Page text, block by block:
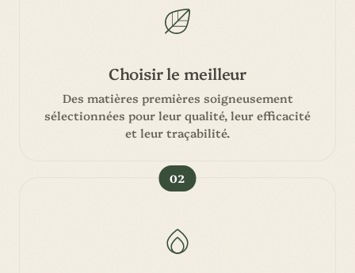
Choisir le meilleur
Des matières premières soigneusement
sélectionnées pour leur qualité, leur efficacité
et leur traçabilité.
02